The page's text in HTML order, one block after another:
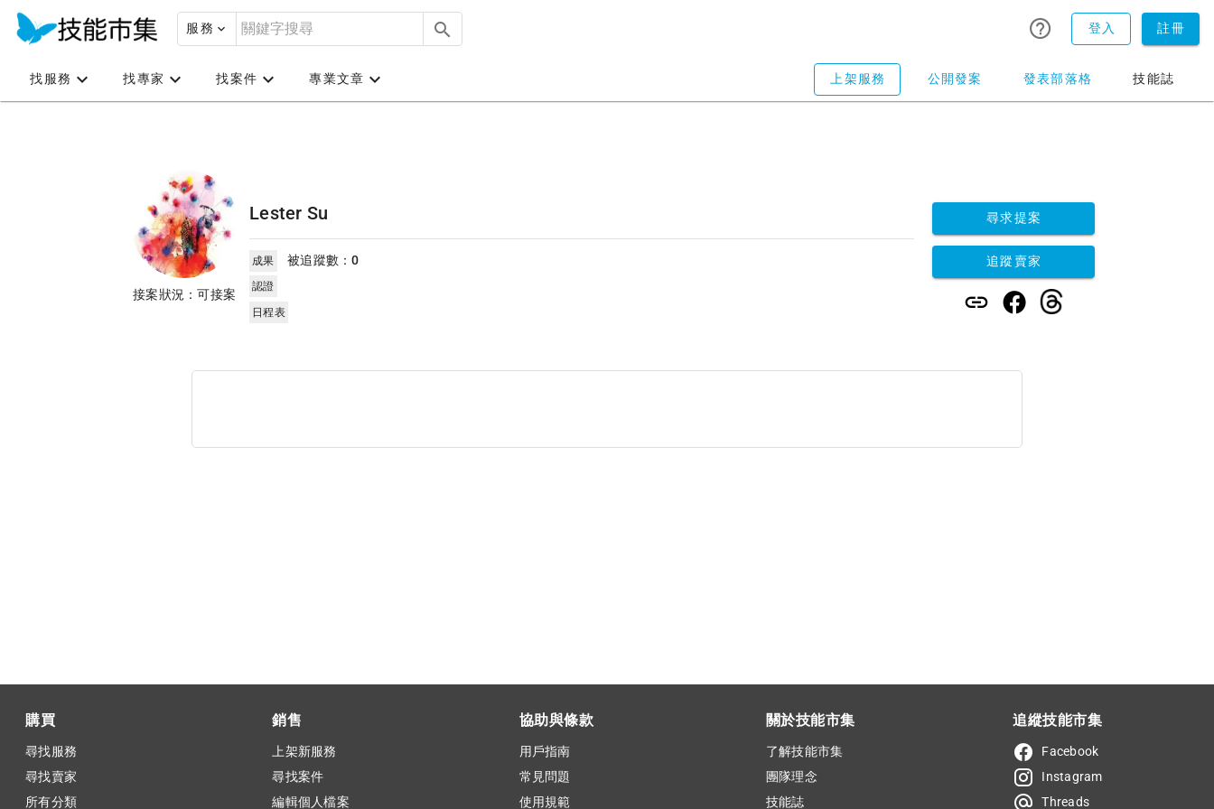
服務 登入 註冊
找服務 找專家 找案件 專業文章 上架服務 公開發案 發表部落格 技能誌
接案狀況：可接案
Lester Su
成果 被追蹤數：0
認證
日程表
尋求提案
追蹤賣家
購買
尋找服務
尋找賣家
所有分類
銷售
上架新服務
尋找案件
編輯個人檔案
協助與條款
用戶指南
常見問題
使用規範
關於技能市集
了解技能市集
團隊理念
技能誌
追縱技能市集
Facebook
Instagram
Threads